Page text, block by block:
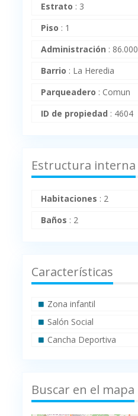
Estrato : 3
Piso : 1
Administración : 86.000
Barrio : La Heredia
Parqueadero : Comun
ID de propiedad : 4604
Estructura interna
Habitaciones : 2
Baños : 2
Características
Zona infantil
Salón Social
Cancha Deportiva
Buscar en el mapa